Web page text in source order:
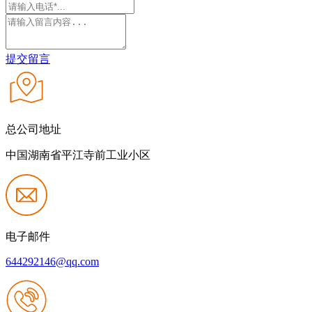
提交留言
总公司地址
中国湖南省平江寺前工业小区
电子邮件
644292146@qq.com